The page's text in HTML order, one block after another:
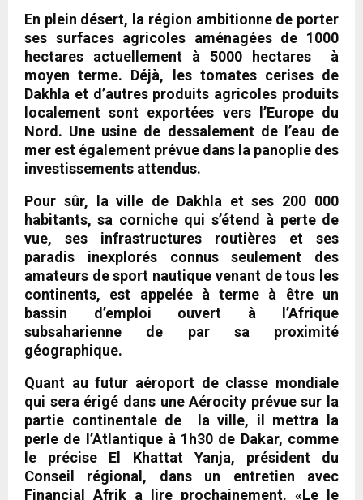
En plein désert, la région ambitionne de porter
ses surfaces agricoles aménagées de 1000
hectares actuellement à 5000 hectares à
moyen terme. Déjà, les tomates cerises de
Dakhla et d’autres produits agricoles produits
localement sont exportées vers l’Europe du
Nord. Une usine de dessalement de l’eau de
mer est également prévue dans la panoplie des
investissements attendus.
Pour sûr, la ville de Dakhla et ses 200 000
habitants, sa corniche qui s’étend à perte de
vue, ses infrastructures routières et ses
paradis inexplorés connus seulement des
amateurs de sport nautique venant de tous les
continents, est appelée à terme à être un
bassin d’emploi ouvert à l’Afrique
subsaharienne de par sa proximité
géographique.
Quant au futur aéroport de classe mondiale
qui sera érigé dans une Aérocity prévue sur la
partie continentale de la ville, il mettra la
perle de l’Atlantique à 1h30 de Dakar, comme
le précise El Khattat Yanja, président du
Conseil régional, dans un entretien avec
Financial Afrik a lire prochainement. «Le le